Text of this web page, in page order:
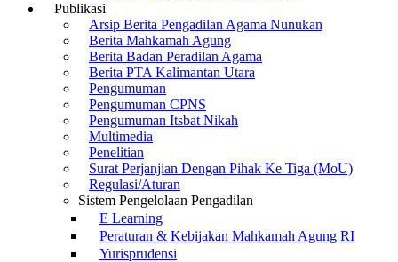
Publikasi
Arsip Berita Pengadilan Agama Nunukan
Berita Mahkamah Agung
Berita Badan Peradilan Agama
Berita PTA Kalimantan Utara
Pengumuman
Pengumuman CPNS
Pengumuman Itsbat Nikah
Multimedia
Penelitian
Surat Perjanjian Dengan Pihak Ke Tiga (MoU)
Regulasi/Aturan
Sistem Pengelolaan Pengadilan
E Learning
Peraturan & Kebijakan Mahkamah Agung RI
Yurisprudensi